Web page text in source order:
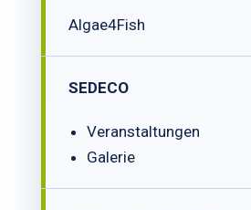
Algae4Fish
SEDECO
Veranstaltungen
Galerie